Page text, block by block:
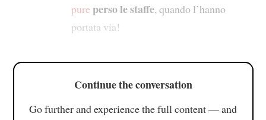
pure perso le staffe, quando l’hanno
portata via!
Continue the conversation
Go further and experience the full content — and